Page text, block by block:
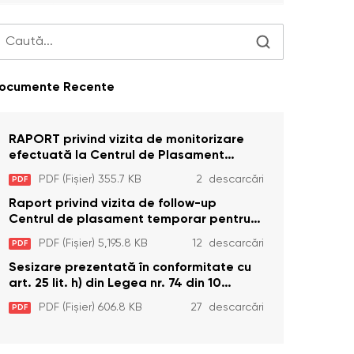
Recente
RAPORT privind vizita de monitorizare
efectuată la Centrul de Plasament
Temporar pentru Persoane cu
Dizabilități (Adulte) din s. Brînzeni, r.
Edineț, din data de 25 mai 2026
PDF PDF (Fișier) 355.7 KB 2 descarcări
Raport privind vizita de follow-up
Centrul de plasament temporar pentru
persoanele cu dizabilități (adulte)
Bădiceni, Soroca (11 iunie 2026)
PDF PDF (Fișier) 5,195.8 KB 12 descarcări
Sesizare prezentată în conformitate cu
art. 25 lit. h) din Legea nr. 74 din 10
aprilie 2025 cu privire la Curtea
Constituțională şi art. 26 din Legea cu
PDF PDF (Fișier) 606.8 KB 27 descarcări